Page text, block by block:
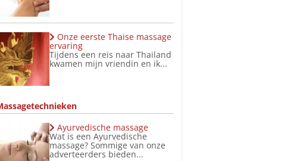
Onze eerste Thaise massage
ervaring
Tijdens een reis naar Thailand
kwamen mijn vriendin en ik...
Ayurvedische massage
Wat is een Ayurvedische
massage? Sommige van onze
adverteerders bieden...